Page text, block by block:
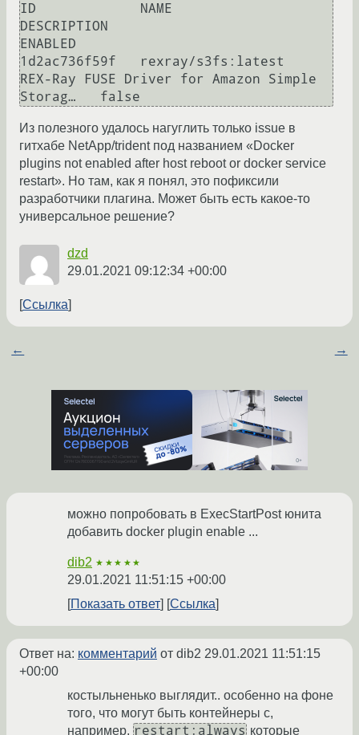
ID             NAME
DESCRIPTION
ENABLED
1d2ac736f59f   rexray/s3fs:latest
REX-Ray FUSE Driver for Amazon Simple
Из полезного удалось нагуглить только issue в
гитхабе NetApp/trident под названием «Docker
plugins not enabled after host reboot or docker service
restart». Но там, как я понял, это пофиксили
разработчики плагина. Может быть есть какое-то
универсальное решение?
dzd
29.01.2021 09:12:34 +00:00
Ссылка
← →
можно попробовать в ExecStartPost юнита
добавить docker plugin enable ...
dib2 ★★★★★
29.01.2021 11:51:15 +00:00
Показать ответ
Ссылка
Ответ на: комментарий от dib2 29.01.2021 11:51:15
+00:00
костыльненько выглядит.. особенно на фоне
того, что могут быть контейнеры с,
например, restart:always которые